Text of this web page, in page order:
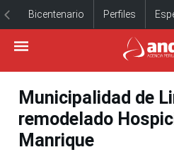
Bicentenario Perfiles
Municipalidad de
remodelado
Manrique